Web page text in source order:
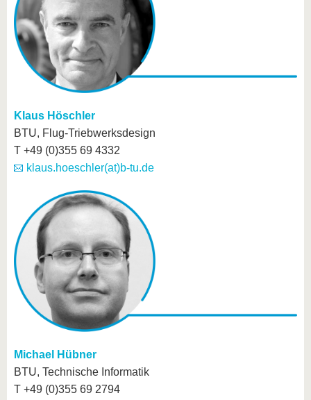
Klaus Höschler
BTU, Flug-Triebwerksdesign
T +49 (0)355 69 4332
klaus.hoeschler(at)b-tu.de
Michael Hübner
BTU, Technische Informatik
T +49 (0)355 69 2794